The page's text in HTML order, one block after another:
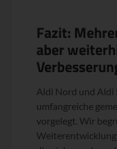
Fazit:
aber
Aldi Nord und Aldi
umfangreiche
vorgelegt. Wir
Weiterentwicklung